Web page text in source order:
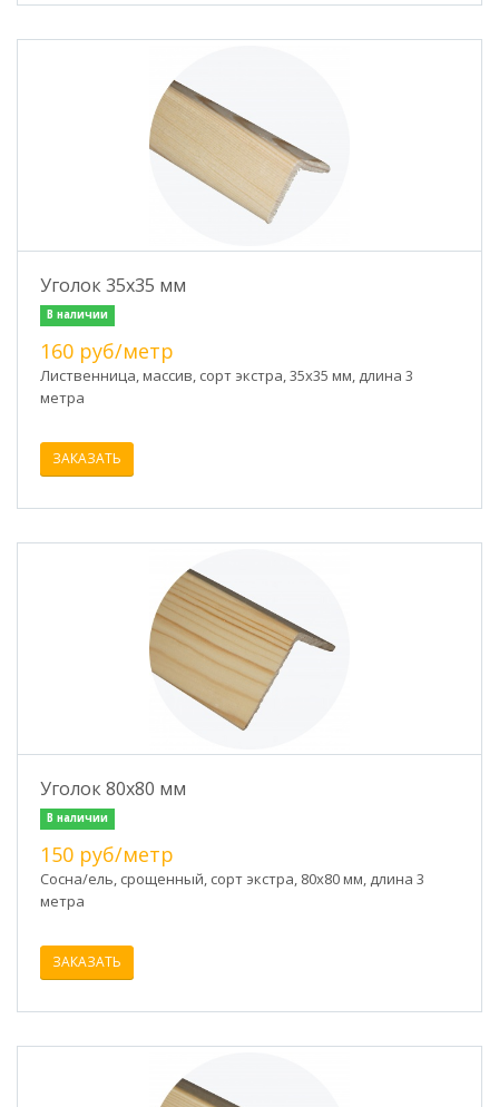
Уголок 35х35 мм
В наличии
160 руб/метр
Лиственница, массив, сорт экстра, 35х35 мм, длина 3
метра
ЗАКАЗАТЬ
Уголок 80х80 мм
В наличии
150 руб/метр
Сосна/ель, срощенный, сорт экстра, 80х80 мм, длина 3
метра
ЗАКАЗАТЬ